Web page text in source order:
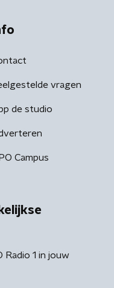
vragen
de studio
Campus
Radio 1 in jouw